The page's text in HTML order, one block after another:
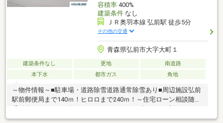
容積率400%
建築条件なし
ＪＲ奥羽本線 弘前駅 徒歩5分
その他の交通
青森県弘前市大字大町１
建築条件なし 更地
南道路
本下水
都市ガス 角地
～物件情報～■駐車場・道路除雪道路通常除雪あり■周辺施設弘前
駅前郵便局まで140ｍ！ヒロロまで240ｍ！～住宅ローン相談随時
受付中！～こんなお悩みはありませんか？？初めての家探しで、
とりあえず一度話をきいてみたい・・ローンについてよく分から